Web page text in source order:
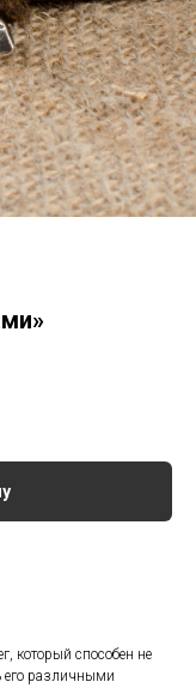
который способен не
его различными